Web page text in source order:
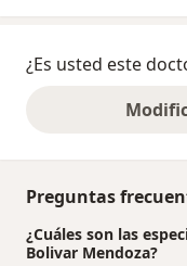
¿Es usted este
Preguntas
¿Cuáles son las
Bolivar Mendoza?